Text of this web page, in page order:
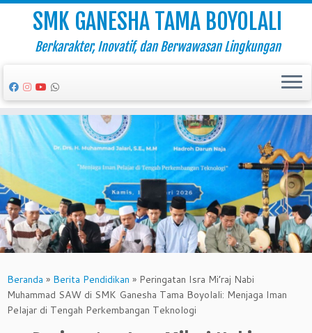
Skip
to
content
SMK GANESHA TAMA BOYOLALI
Berkarakter, Inovatif, dan Berwawasan Lingkungan
Beranda » Berita Pendidikan » Peringatan Isra Mi’raj Nabi
Muhammad SAW di SMK Ganesha Tama Boyolali: Menjaga Iman
Pelajar di Tengah Perkembangan Teknologi